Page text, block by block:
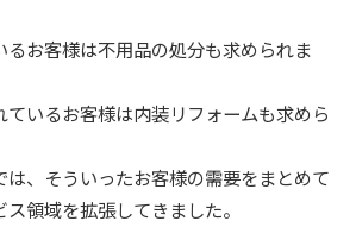
るお客様は不用品の処分も求められま
いるお客様は内装リフォームも求めら
は、そういったお客様の需要をまとめて
領域を拡張してきました。